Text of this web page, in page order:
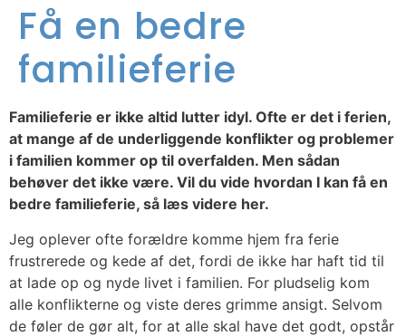
Få en bedre
familieferie
Familieferie er ikke altid lutter idyl. Ofte er det i ferien,
at mange af de underliggende konflikter og problemer
i familien kommer op til overfalden. Men sådan
behøver det ikke være. Vil du vide hvordan I kan få en
bedre familieferie, så læs videre her.
Jeg oplever ofte forældre komme hjem fra ferie
frustrerede og kede af det, fordi de ikke har haft tid til
at lade op og nyde livet i familien. For pludselig kom
alle konflikterne og viste deres grimme ansigt. Selvom
de føler de gør alt, for at alle skal have det godt, opstår